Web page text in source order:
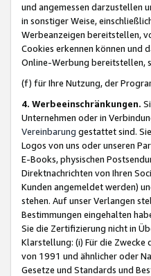
und angemessen darzustellen
in sonstiger Weise,
Werbeanzeigen bereitstellen,
Cookies erkennen können und
Online-Werbung bereitstellen,
(f) für Ihre Nutzung, der
4. Werbeeinschränkungen.
Unternehmen oder in
Vereinbarung gestattet sind.
Logos von uns oder unseren
E-Books, physischen
Direktnachrichten von Ihren
Kunden angemeldet werden)
stehen. Auf unser Verlangen
Bestimmungen eingehalten
Sie die Zertifizierung nicht in
Klarstellung: (i) Für die Zwecke
von 1991 und ähnlicher oder
Gesetze und Standards und